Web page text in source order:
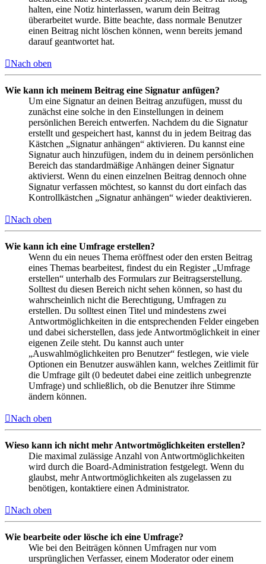
halten, eine Notiz hinterlassen, warum dein Beitrag
überarbeitet wurde. Bitte beachte, dass normale Benutzer
einen Beitrag nicht löschen können, wenn bereits jemand
darauf geantwortet hat.
Nach oben
Wie kann ich meinem Beitrag eine Signatur anfügen?
Um eine Signatur an deinen Beitrag anzufügen, musst du
zunächst eine solche in den Einstellungen in deinem
persönlichen Bereich entwerfen. Nachdem du die Signatur
erstellt und gespeichert hast, kannst du in jedem Beitrag das
Kästchen „Signatur anhängen“ aktivieren. Du kannst eine
Signatur auch hinzufügen, indem du in deinem persönlichen
Bereich das standardmäßige Anhängen deiner Signatur
aktivierst. Wenn du einen einzelnen Beitrag dennoch ohne
Signatur verfassen möchtest, so kannst du dort einfach das
Kontrollkästchen „Signatur anhängen“ wieder deaktivieren.
Nach oben
Wie kann ich eine Umfrage erstellen?
Wenn du ein neues Thema eröffnest oder den ersten Beitrag
eines Themas bearbeitest, findest du ein Register „Umfrage
erstellen“ unterhalb des Formulars zur Beitragserstellung.
Solltest du diesen Bereich nicht sehen können, so hast du
wahrscheinlich nicht die Berechtigung, Umfragen zu
erstellen. Du solltest einen Titel und mindestens zwei
Antwortmöglichkeiten in die entsprechenden Felder eingeben
und dabei sicherstellen, dass jede Antwortmöglichkeit in einer
eigenen Zeile steht. Du kannst auch unter
„Auswahlmöglichkeiten pro Benutzer“ festlegen, wie viele
Optionen ein Benutzer auswählen kann, welches Zeitlimit für
die Umfrage gilt (0 bedeutet dabei eine zeitlich unbegrenzte
Umfrage) und schließlich, ob die Benutzer ihre Stimme
ändern können.
Nach oben
Wieso kann ich nicht mehr Antwortmöglichkeiten erstellen?
Die maximal zulässige Anzahl von Antwortmöglichkeiten
wird durch die Board-Administration festgelegt. Wenn du
glaubst, mehr Antwortmöglichkeiten als zugelassen zu
benötigen, kontaktiere einen Administrator.
Nach oben
Wie bearbeite oder lösche ich eine Umfrage?
Wie bei den Beiträgen können Umfragen nur vom
ursprünglichen Verfasser, einem Moderator oder einem